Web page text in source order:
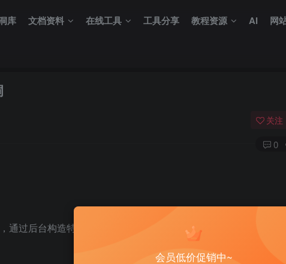
库 文档资料 在线工具 工具分享 教程资源 AI 网
关注
0
通过后台构造特殊语句可以造成访问网站的用户被XSS影响
会员低价促销中~